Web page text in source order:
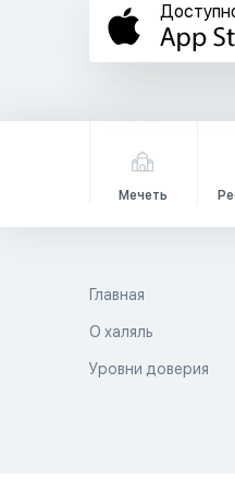
Мечеть
Главная
О халяль
Уровни доверия